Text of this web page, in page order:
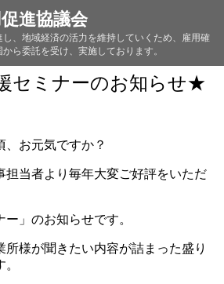
進協議会
、地域経済の活力を維持していくため、雇用確
ら委託を受け、実施しております。
セミナーのお知らせ★
、お元気ですか？
担当者より毎年大変ご好評をいただ
ー」のお知らせです。
所様が聞きたい内容が詰まった盛り